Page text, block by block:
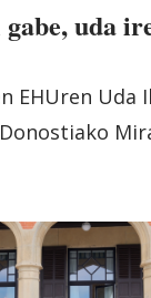
uda
EHUren Uda